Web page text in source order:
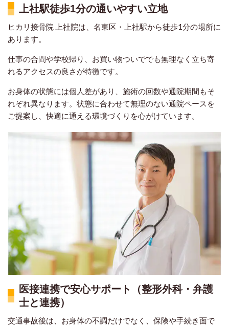
上社駅徒歩1分の通いやすい立地
ヒカリ接骨院 上社院は、名東区・上社駅から徒歩1分の場所に
あります。
仕事の合間や学校帰り、お買い物ついででも無理なく立ち寄
れるアクセスの良さが特徴です。
お身体の状態には個人差があり、施術の回数や通院期間もそ
れぞれ異なります。状態に合わせて無理のない通院ペースを
ご提案し、快適に通える環境づくりを心がけています。
医接連携で安心サポート（整形外科・弁護
士と連携）
交通事故後は、お身体の不調だけでなく、保険や手続き面で